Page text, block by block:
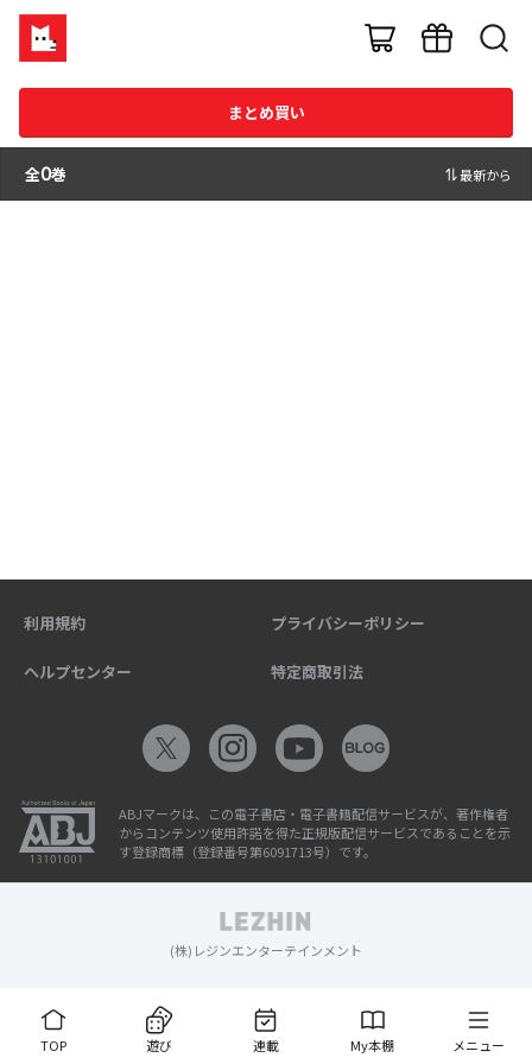
まとめ買い
全0巻 最新から
TOP 遊び 連載 My本棚 メニュー
利用規約 プライバシーポリシー
ヘルプセンター 特定商取引法
ABJマークは、この電子書店・電子書籍配信サービスが、著作権者
からコンテンツ使用許諾を得た正規版配信サービスであることを示
す登録商標（登録番号第6091713号）です。
(株)レジンエンターテインメント